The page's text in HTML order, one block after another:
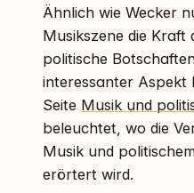
Ähnlich wie Wecker
Musikszene die Kraft
politische
interessanter Aspekt
Seite Musik und
beleuchtet, wo die
Musik und
erörtert wird.